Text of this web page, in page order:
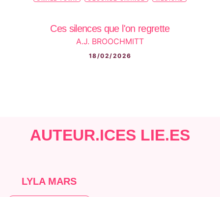
Ces silences que l'on regrette
A.J. BROOCHMITT
18/02/2026
AUTEUR.ICES LIÉ.ES
LYLA MARS